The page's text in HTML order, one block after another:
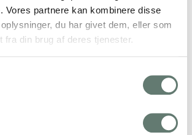
Vores partnere kan kombinere disse
du har givet dem, eller som
fra din brug af deres tjenester.